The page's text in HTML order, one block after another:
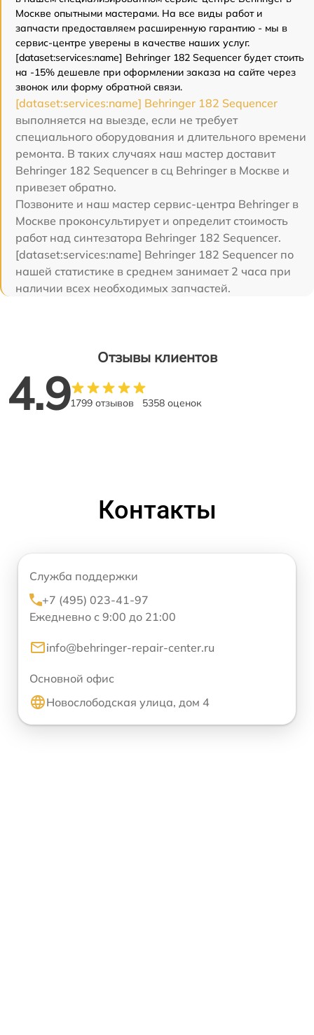
Москве опытными мастерами. На все виды работ и
запчасти предоставляем расширенную гарантию - мы в
сервис-центре уверены в качестве наших услуг.
[dataset:services:name] Behringer 182 Sequencer будет стоить
на -15% дешевле при оформлении заказа на сайте через
звонок или форму обратной связи.
[dataset:services:name] Behringer 182 Sequencer
выполняется на выезде, если не требует
специального оборудования и длительного времени
ремонта. В таких случаях наш мастер доставит
Behringer 182 Sequencer в сц Behringer в Москве и
привезет обратно.
Позвоните и наш мастер сервис-центра Behringer в
Москве проконсультирует и определит стоимость
работ над синтезатора Behringer 182 Sequencer.
[dataset:services:name] Behringer 182 Sequencer по
нашей статистике в среднем занимает 2 часа при
наличии всех необходимых запчастей.
Отзывы клиентов
4.91799 отзывов 5358 оценок
Контакты
Служба поддержки
+7 (495) 023-41-97
Ежедневно с 9:00 до 21:00
info@behringer-repair-center.ru
Основной офис
Новослободская улица, дом 4